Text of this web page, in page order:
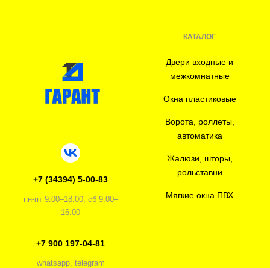
+7 (34394) 5-00-83
пн-пт 9:00–18:00; сб 9:00–
16:00
+7 900 197-04-81
whatsapp, telegram
КАТАЛОГ
Двери входные и
межкомнатные
Окна пластиковые
Ворота, роллеты,
автоматика
Жалюзи, шторы,
рольставни
Мягкие окна ПВХ